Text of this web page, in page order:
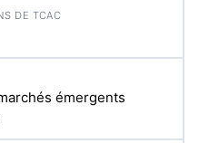
émergents